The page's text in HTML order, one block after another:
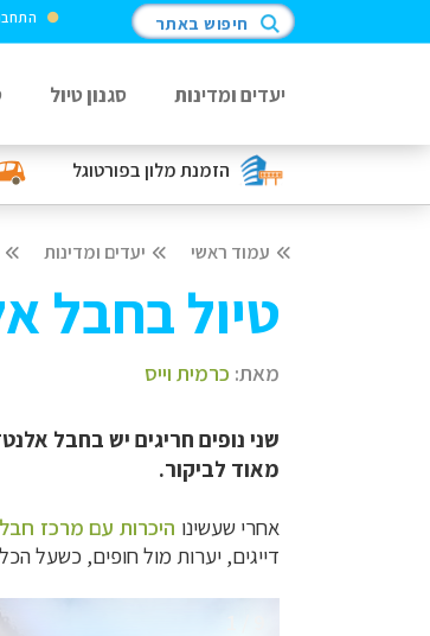
הזמנת מלוןבפורטוגל
חיפוש באתר
יעדים ומדינות סגנון טיול
עמוד ראשי יעדים ומדינות
טיול בחבל
מאת: כרמית וייס
שני נופים חריגים יש בחבל
מאוד לביקור.
אחרי שעשינו היכרות עם מרכז
דייגים, יערות מול חופים, כשעל